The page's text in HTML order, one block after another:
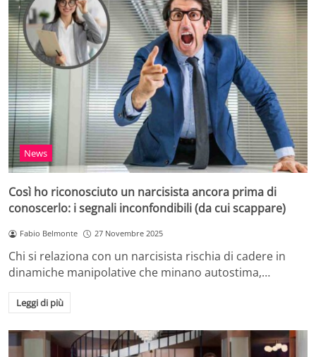
News
Così ho riconosciuto un narcisista ancora prima di
conoscerlo: i segnali inconfondibili (da cui scappare)
Fabio Belmonte 27 Novembre 2025
Chi si relaziona con un narcisista rischia di cadere in
dinamiche manipolative che minano autostima,…
Leggi di più